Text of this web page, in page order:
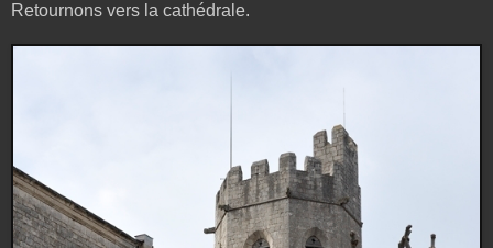
Retournons vers la cathédrale.